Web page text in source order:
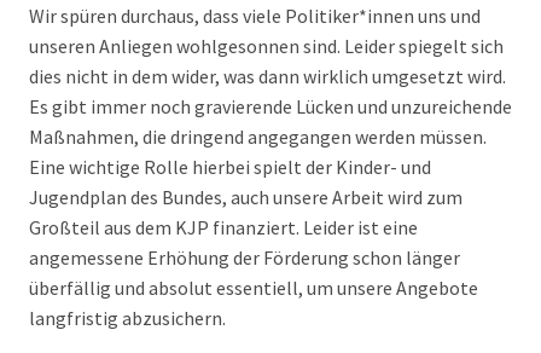
Wir spüren durchaus, dass viele Politiker*innen uns und
unseren Anliegen wohlgesonnen sind. Leider spiegelt sich
dies nicht in dem wider, was dann wirklich umgesetzt wird.
Es gibt immer noch gravierende Lücken und unzureichende
Maßnahmen, die dringend angegangen werden müssen.
Eine wichtige Rolle hierbei spielt der Kinder- und
Jugendplan des Bundes, auch unsere Arbeit wird zum
Großteil aus dem KJP finanziert. Leider ist eine
angemessene Erhöhung der Förderung schon länger
überfällig und absolut essentiell, um unsere Angebote
langfristig abzusichern.